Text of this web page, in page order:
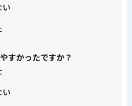
い
すかったですか？
い